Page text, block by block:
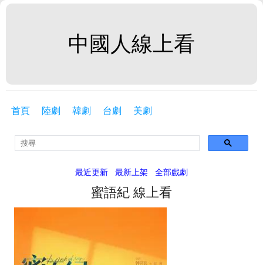
中國人線上看
首頁 陸劇 韓劇 台劇 美劇
最近更新 最新上架 全部戲劇
蜜語紀 線上看